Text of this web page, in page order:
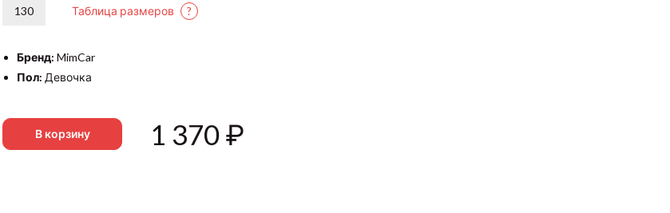
130 Таблица размеров ?
Бренд: MimCar
Пол: Девочка
В корзину 1 370₽